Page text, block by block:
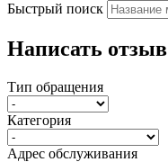
Быстрый поиск
Написать отзыв
Тип обращения
Категория
Адрес обслуживания